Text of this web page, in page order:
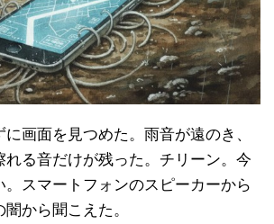
画面を見つめた。雨音が遠のき、
れる音だけが残った。チリーン。今
。スマートフォンのスピーカーから
から聞こえた。